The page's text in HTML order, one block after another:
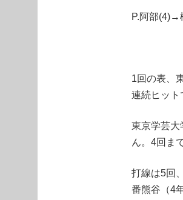
P.阿部
1回の表、
連続ヒット
東京学芸大
ん。4回ま
打線は5回
番熊谷（4